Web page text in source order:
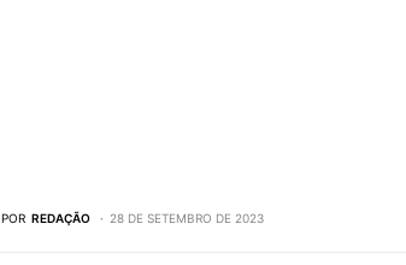
POR REDAÇÃO 28 DE SETEMBRO DE 2023